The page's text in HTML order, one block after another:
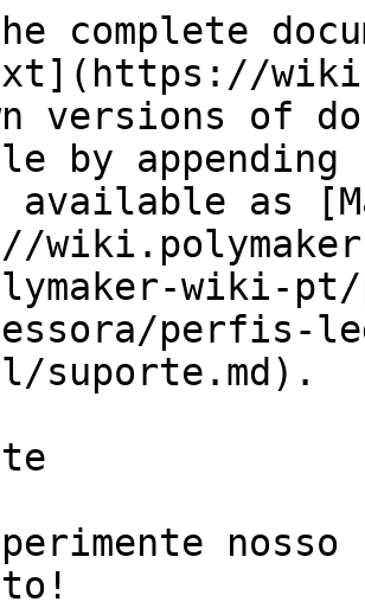
complete
versions of
by
available as
wiki-
perfis-
suporte.md).